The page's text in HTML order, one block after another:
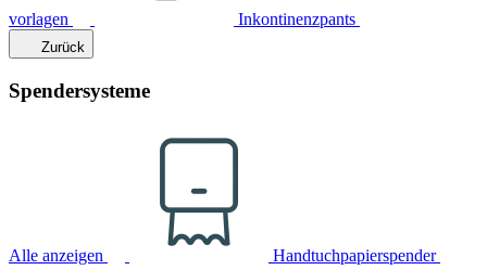
vorlagen Inkontinenzpants
Zurück
Spendersysteme
Alle anzeigen Handtuchpapierspender